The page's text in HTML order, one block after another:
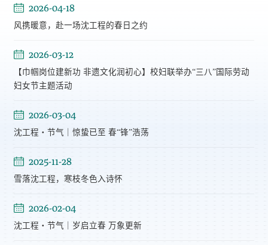
2026-04-18
风携暖意，赴一场沈工程的春日之约
2026-03-12
【巾帼岗位建新功 非遗文化润初心】校妇联举办“三八”国际劳动
妇女节主题活动
2026-03-04
沈工程・节气｜惊蛰已至 春“锋”浩荡
2025-11-28
雪落沈工程，寒枝冬色入诗怀
2026-02-04
沈工程・节气｜岁启立春 万象更新